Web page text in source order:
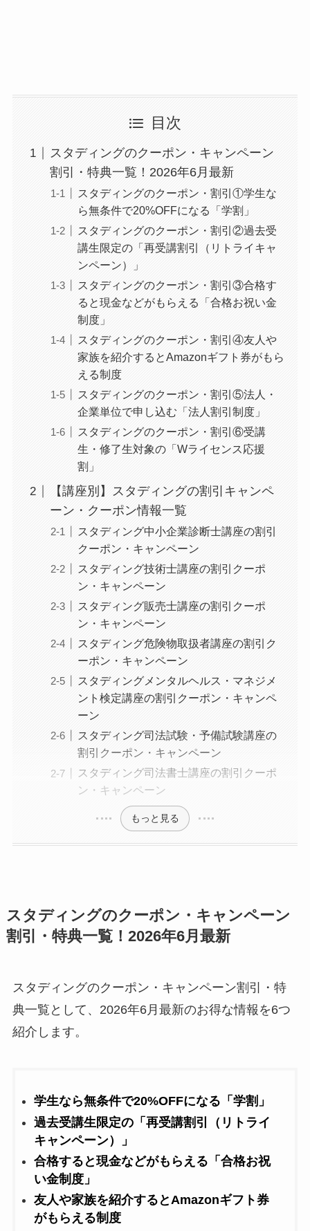
目次
スタディングのクーポン・キャンペーン
割引・特典一覧！2026年6月最新
スタディングのクーポン・割引①学生な
ら無条件で20%OFFになる「学割」
スタディングのクーポン・割引②過去受
講生限定の「再受講割引（リトライキャ
ンペーン）」
スタディングのクーポン・割引③合格す
ると現金などがもらえる「合格お祝い金
制度」
スタディングのクーポン・割引④友人や
家族を紹介するとAmazonギフト券がもら
える制度
スタディングのクーポン・割引⑤法人・
企業単位で申し込む「法人割引制度」
スタディングのクーポン・割引⑥受講
生・修了生対象の「Wライセンス応援
割」
【講座別】スタディングの割引キャンペ
ーン・クーポン情報一覧
スタディング中小企業診断士講座の割引
クーポン・キャンペーン
スタディング技術士講座の割引クーポ
ン・キャンペーン
スタディング販売士講座の割引クーポ
ン・キャンペーン
スタディング危険物取扱者講座の割引ク
ーポン・キャンペーン
スタディングメンタルヘルス・マネジメ
ント検定講座の割引クーポン・キャンペ
ーン
スタディング司法試験・予備試験講座の
割引クーポン・キャンペーン
スタディング司法書士講座の割引クーポ
ン・キャンペーン
もっと見る
スタディングのクーポン・キャンペーン
割引・特典一覧！2026年6月最新
スタディングのクーポン・キャンペーン割引・特
典一覧として、2026年6月最新のお得な情報を6つ
紹介します。
学生なら無条件で20%OFFになる「学割」
過去受講生限定の「再受講割引（リトライ
キャンペーン）」
合格すると現金などがもらえる「合格お祝
い金制度」
友人や家族を紹介するとAmazonギフト券
がもらえる制度